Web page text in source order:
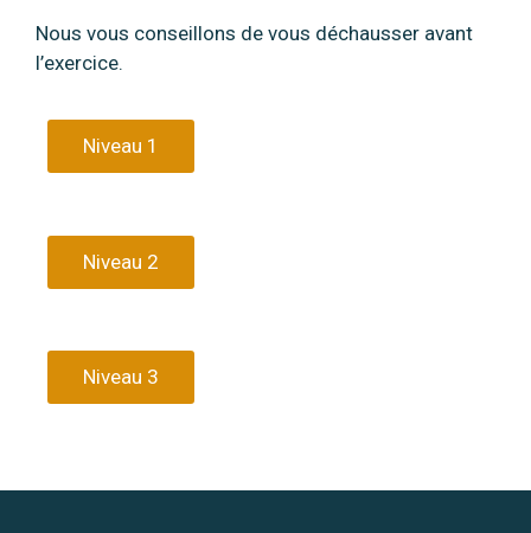
Nous vous conseillons de vous déchausser avant
l’exercice.
Niveau 1
Niveau 2
Niveau 3